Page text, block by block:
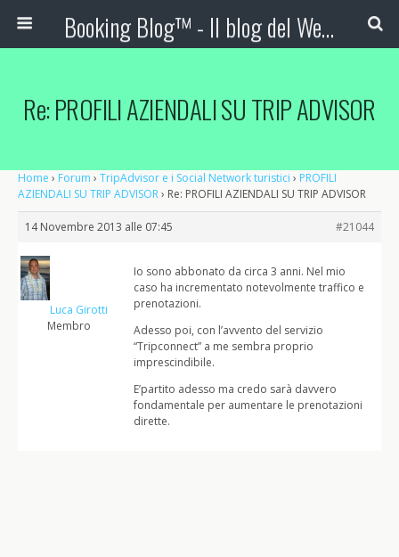
Booking Blog™ - Il blog del Web Marketing Turistico
Re: PROFILI AZIENDALI SU TRIP ADVISOR
Home › Forum › TripAdvisor e i Social Network turistici › PROFILI
AZIENDALI SU TRIP ADVISOR› Re: PROFILI AZIENDALI SU TRIP ADVISOR
14 Novembre 2013 alle 07:45 #21044
Luca Girotti
Membro
Io sono abbonato da circa 3 anni. Nel mio
caso ha incrementato notevolmente traffico e
prenotazioni.
Adesso poi, con l’avvento del servizio
“Tripconnect” a me sembra proprio
imprescindibile.
E’partito adesso ma credo sarà davvero
fondamentale per aumentare le prenotazioni
dirette.